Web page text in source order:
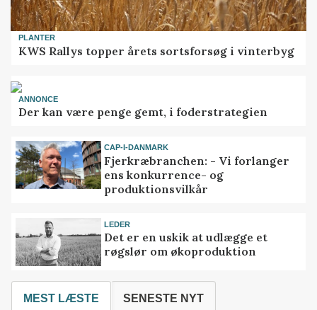
PLANTER
KWS Rallys topper årets sortsforsøg i vinterbyg
ANNONCE
Der kan være penge gemt, i foderstrategien
CAP-I-DANMARK
Fjerkræbranchen: - Vi forlanger
ens konkurrence- og
produktionsvilkår
LEDER
Det er en uskik at udlægge et
røgslør om økoproduktion
MEST LÆSTE SENESTE NYT